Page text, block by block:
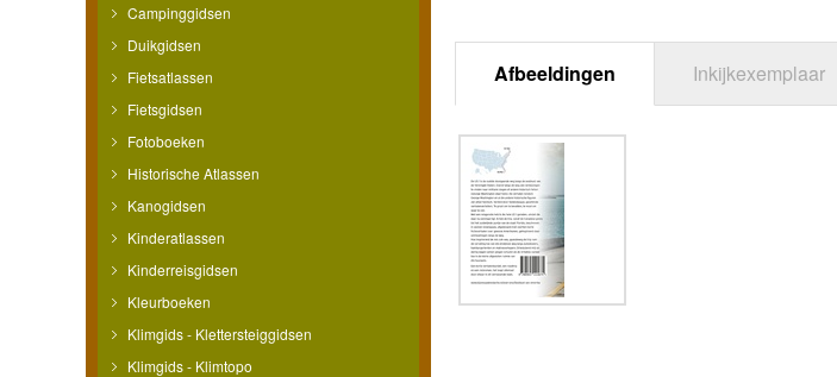
Campinggidsen
Duikgidsen
Fietsatlassen
Fietsgidsen
Fotoboeken
Historische Atlassen
Kanogidsen
Kinderatlassen
Kinderreisgidsen
Kleurboeken
Klimgids - Klettersteiggidsen
Klimgids - Klimtopo
Afbeeldingen Inkijkexemplaar